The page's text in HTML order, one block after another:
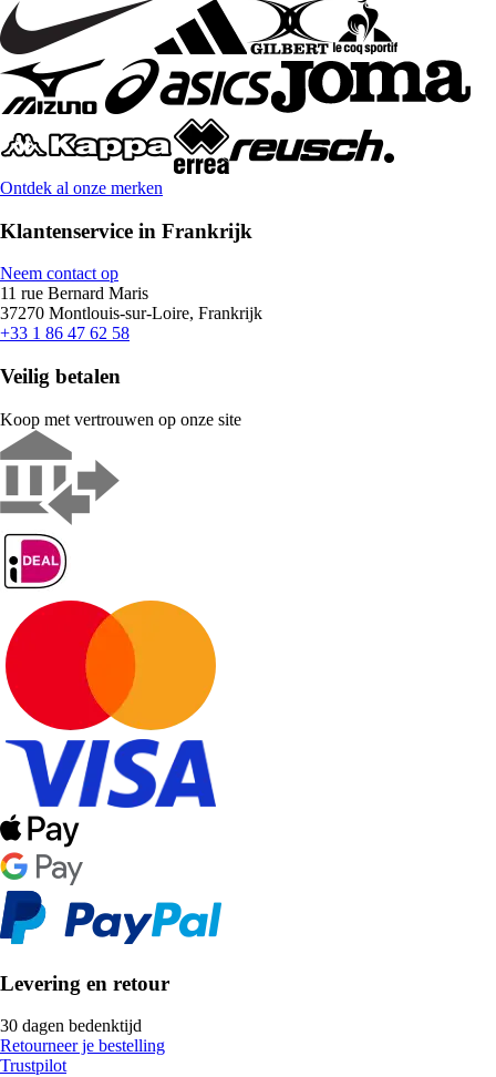
Ontdek al onze merken
Klantenservice in Frankrijk
Neem contact op
11 rue Bernard Maris
37270 Montlouis-sur-Loire, Frankrijk
+33 1 86 47 62 58
Veilig betalen
Koop met vertrouwen op onze site
Levering en retour
30 dagen bedenktijd
Retourneer je bestelling
Trustpilot